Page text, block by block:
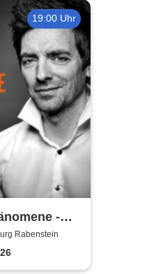
19:00 Uhr
-
Rabenstein